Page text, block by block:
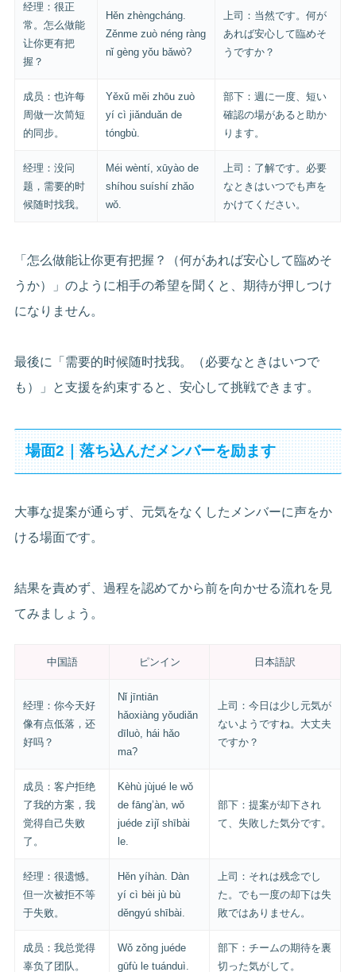
经理：很正
常。怎么做能
让你更有把
握？
Hěn zhèngcháng.
Zěnme zuò néng ràng
nǐ gèng yǒu bǎwò?
上司：当然です。何が
あれば安心して臨めそ
うですか？
成员：也许每
周做一次简短
的同步。
Yěxǔ měi zhōu zuò
yí cì jiǎnduǎn de
tóngbù.
部下：週に一度、短い
確認の場があると助か
ります。
经理：没问
题，需要的时
候随时找我。
Méi wèntí, xūyào de
shíhou suíshí zhǎo
wǒ.
上司：了解です。必要
なときはいつでも声を
かけてください。
「怎么做能让你更有把握？（何があれば安心して臨めそ
うか）」のように相手の希望を聞くと、期待が押しつけ
になりません。
最後に「需要的时候随时找我。（必要なときはいつで
も）」と支援を約束すると、安心して挑戦できます。
場面2｜落ち込んだメンバーを励ます
大事な提案が通らず、元気をなくしたメンバーに声をか
ける場面です。
結果を責めず、過程を認めてから前を向かせる流れを見
てみましょう。
中国語 ピンイン 日本語訳
经理：你今天好
像有点低落，还
好吗？
Nǐ jīntiān
hǎoxiàng yǒudiǎn
dīluò, hái hǎo
ma?
上司：今日は少し元気が
ないようですね。大丈夫
ですか？
成员：客户拒绝
了我的方案，我
觉得自己失败
了。
Kèhù jùjué le wǒ
de fāng’àn, wǒ
juéde zìjǐ shībài
le.
部下：提案が却下され
て、失敗した気分です。
经理：很遗憾。
但一次被拒不等
于失败。
Hěn yíhàn. Dàn
yí cì bèi jù bù
děngyú shībài.
上司：それは残念でし
た。でも一度の却下は失
敗ではありません。
成员：我总觉得
辜负了团队。
Wǒ zǒng juéde
gūfù le tuánduì.
部下：チームの期待を裏
切った気がして。